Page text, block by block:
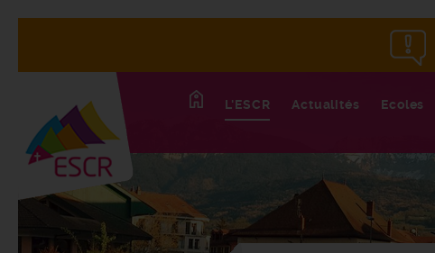
L'ESCR Actualités Ecoles